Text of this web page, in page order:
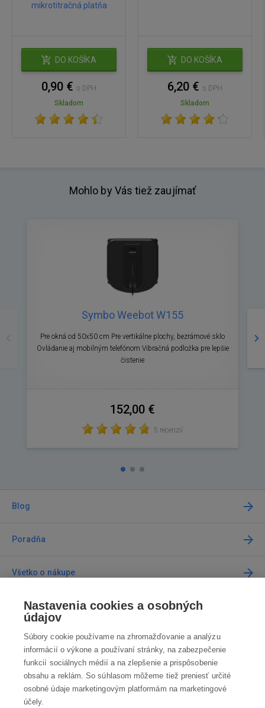
mikrotitračná platňa
DO KOŠÍKA
0,90 € s DPH
Skladom
DO KOŠÍKA
6,20 € s DPH
Skladom
Mohlo by Vás tiež zaujímať
Symbo Weebot W155
Pre okná od 50x50 cm Pre vertikálne plochy, bezrámové sklo
Ovládanie aj mobilným telefónom Vibračná podložka pre lepšie
čistenie
152,00 €
5 recenzií
Blog
Poradňa
Všetko o nákupe
Predajne
Kontakt
Kontaktujte nás
info@robotworld.sk
Nastavenia cookies a osobných
údajov
Súbory cookie používame na zhromažďovanie a analýzu
informácií o výkone a používaní stránky, na zabezpečenie
funkcií sociálnych médií a na zlepšenie a prispôsobenie
obsahu a reklám. So súhlasom môžeme tiež preniesť určité
osobné údaje marketingovým platformám na marketingové
účely.